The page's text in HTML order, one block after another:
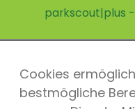
Cookies
bestmögliche
parkscout|plus